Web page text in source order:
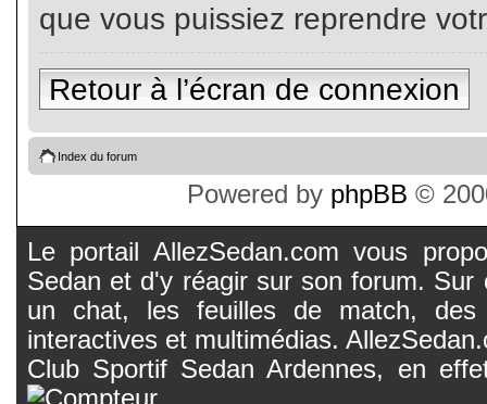
que vous puissiez reprendre
Retour à l’écran de connexion
Index du forum
Powered by phpBB ©
Le portail AllezSedan.com vous
Sedan et d'y réagir sur son forum.
un chat, les feuilles de match, des
interactives et multimédias.
Club Sportif Sedan Ardennes, en